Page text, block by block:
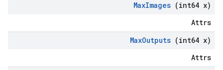
MaxImages (int64 x)
Attrs
MaxOutputs (int64 x)
Attrs